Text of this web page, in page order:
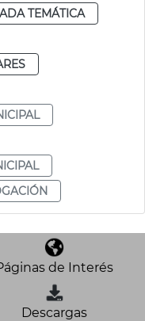
TEMÁTICA
de Interés
Descargas